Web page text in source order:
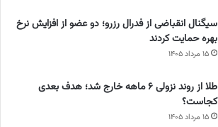
سیگنال انقباضی از فدرال رزرو؛ دو عضو از افزایش نرخ
بهره حمایت کردند
۱۵ مرداد ۱۴۰۵
طلا از روند نزولی ۶ ماهه خارج شد؛ هدف بعدی
کجاست؟
۱۵ مرداد ۱۴۰۵